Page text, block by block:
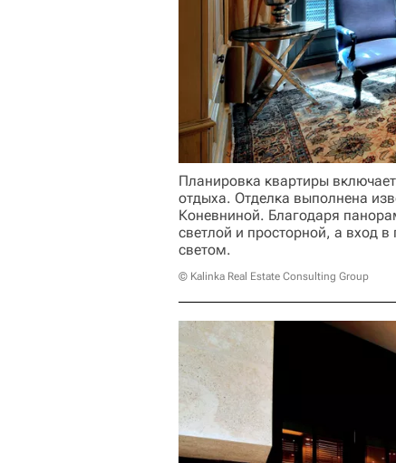
Планировка квартиры
отдыха. Отделка выполнена
Коневниной. Благодаря
светлой и просторной, а вход
светом.
© Kalinka Real Estate Consulting Group